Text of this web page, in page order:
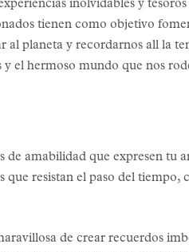
inolvidables y
tienen como objetivo
al planeta y recordarnos all la
y el hermoso mundo que nos
amabilidad que expresen tu
resistan el paso del tiempo,
de crear recuerdos